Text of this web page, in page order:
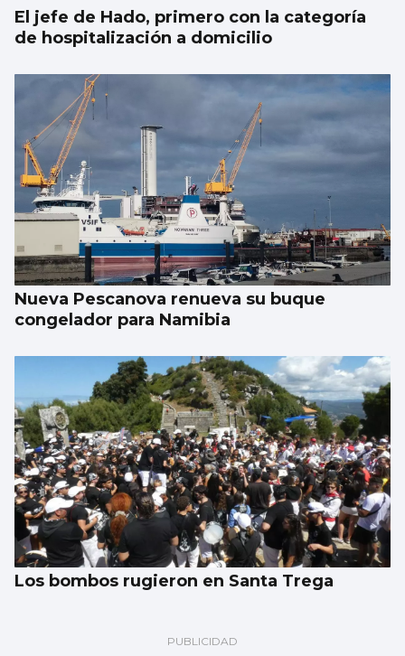
El jefe de Hado, primero con la categoría
de hospitalización a domicilio
Nueva Pescanova renueva su buque
congelador para Namibia
Los bombos rugieron en Santa Trega